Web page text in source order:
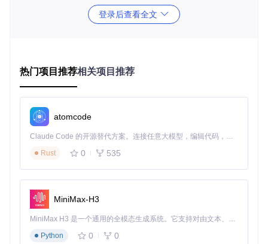
可通过以下命令快速获取：
# 查看驱动版本（NVIDIA示例）
内存故障主要分为三类：
随机错误
：无规律出现的错误，可能与散热或供电有关
突发错误：特定条件下触发的错误，可能与驱动或固件相
关
经验小结：内存故障诊断需结合症状表现与环境因素，初步判
断可减少后续检测的盲目性。
解决方案：MemTestCL工具应用
登录后查看全文
热门项目推荐相关项目推荐
atomcode
Claude Code 的开源替代方案。连接任意大模型，编辑代码，运行命令，自动验证 — 全自动执行。用 Rust 构建，极致性能。 ｜ An open-source alternative to Claude Code. Connect any LLM, edit code, run commands, and verify changes — autonomously. Built in Rust for speed. Get Started
Rust
0 535
MiniMax-H3
MiniMax H3 是一个通用的全模态生成系统。它支持对由文本、图像、视频和音频组成的多模态上下文进行统一理解，并能生成分辨率高达 2K、时长可达 15 秒的带原生立体声音频的视频。得益于面向任务泛化的系统设计，H3 在预训练阶段就已具备广泛的多模态上下文理解与生成能力，能够出色地执行复杂的多模态指令。
Python
0 0